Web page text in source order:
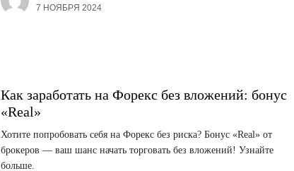
7 НОЯБРЯ 2024
Как заработать на Форекс без вложений: бонус
«Real»
Хотите попробовать себя на Форекс без риска? Бонус «Real» от
брокеров — ваш шанс начать торговать без вложений! Узнайте
больше.